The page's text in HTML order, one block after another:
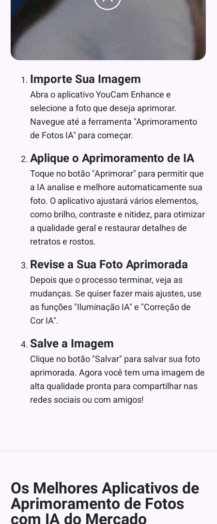
Importe Sua Imagem
Abra o aplicativo YouCam Enhance e
selecione a foto que deseja aprimorar.
Navegue até a ferramenta "Aprimoramento
de Fotos IA" para começar.
Aplique o Aprimoramento de IA
Toque no botão "Aprimorar" para permitir que
a IA analise e melhore automaticamente sua
foto. O aplicativo ajustará vários elementos,
como brilho, contraste e nitidez, para otimizar
a qualidade geral e restaurar detalhes de
retratos e rostos.
Revise a Sua Foto Aprimorada
Depois que o processo terminar, veja as
mudanças. Se quiser fazer mais ajustes, use
as funções "Iluminação IA" e "Correção de
Cor IA".
Salve a Imagem
Clique no botão "Salvar" para salvar sua foto
aprimorada. Agora você tem uma imagem de
alta qualidade pronta para compartilhar nas
redes sociais ou com amigos!
Os Melhores Aplicativos de
Aprimoramento de Fotos
com IA do Mercado